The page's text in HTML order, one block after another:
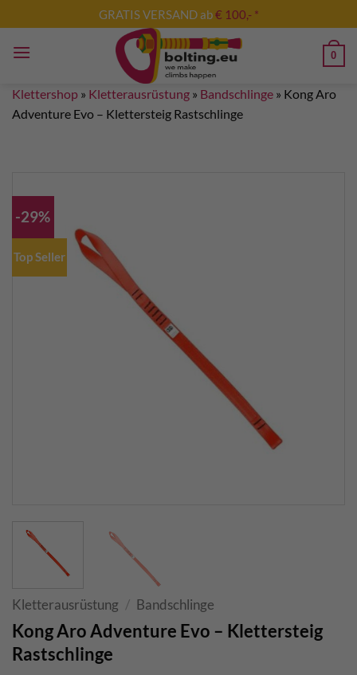
Inhalt
springen
GRATIS VERSAND ab€ 100,- *
0
Klettershop » Kletterausrüstung » Bandschlinge » Kong Aro
Adventure Evo – Klettersteig Rastschlinge
-29%
Top Seller
Kletterausrüstung / Bandschlinge
Kong Aro Adventure Evo – Klettersteig
Rastschlinge